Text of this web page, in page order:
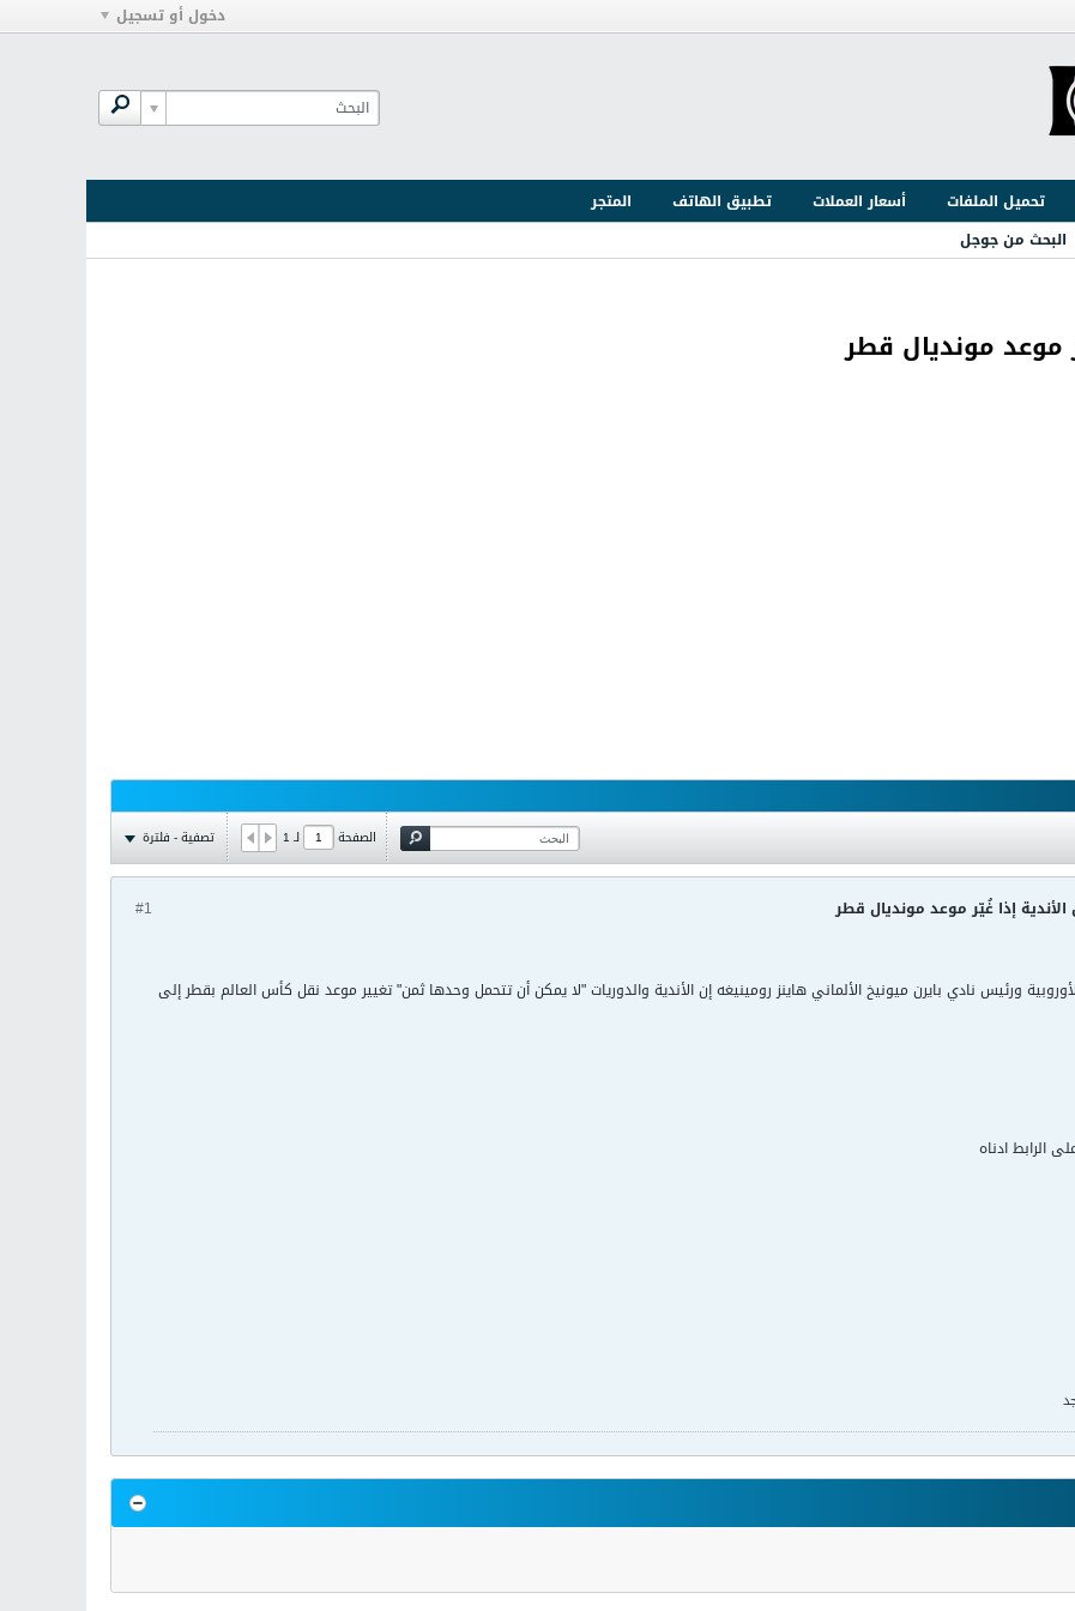
دخول أو تسجيل
تحميل الملفات أسعار العملات تطبيق الهاتف
المتجر
البحث من جوجل
موعد مونديال قطر
الصفحة لـ1 تصفية - فلترة
#1 إذا غُيّر موعد مونديال قطر
ورئيس نادي بايرن ميونيخ الألماني هاينز رومينيغه إن الأندية والدوريات "لا يمكن أن تتحمل وحدها ثمن" تغيير موعد نقل كأس العالم بقطر إلى
الرابط ادناه